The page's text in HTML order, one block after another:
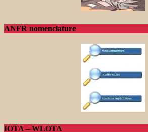
ANFR nomenclature
IOTA – WLOTA